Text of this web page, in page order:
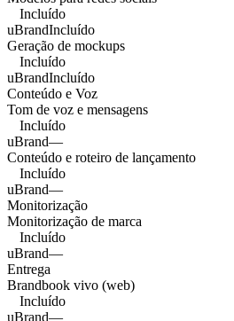
Incluído
uBrandIncluído
Geração de mockups
Incluído
uBrandIncluído
Conteúdo e Voz
Tom de voz e mensagens
Incluído
uBrand—
Conteúdo e roteiro de lançamento
Incluído
uBrand—
Monitorização
Monitorização de marca
Incluído
uBrand—
Entrega
Brandbook vivo (web)
Incluído
uBrand—